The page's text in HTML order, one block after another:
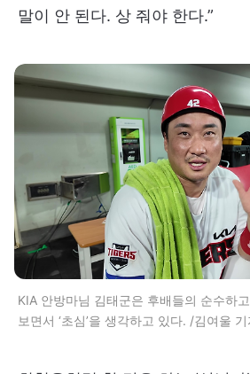
말이 안 된다. 상 줘야 한다.”
KIA 안방마님 김태군은 후배들의 순수하
보면서 ‘초심’을 생각하고 있다. /김여울